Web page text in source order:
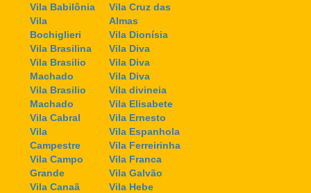
Vila Babilônia
Vila
Bochiglieri
Vila Brasilina
Vila Brasilio
Machado
Vila Brasilio
Machado
Vila Cabral
Vila
Campestre
Vila Campo
Grande
Vila Canaã
Vila Cruz das
Almas
Vila Dionísia
Vila Diva
Vila Diva
Vila Diva
Vila divineia
Vila Elisabete
Vila Ernesto
Vila Espanhola
Vila Ferreirinha
Vila Franca
Vila Galvão
Vila Hebe